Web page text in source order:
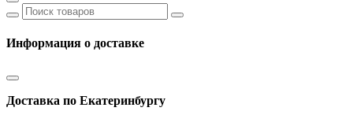
Информация о доставке
Доставка по Екатеринбургу